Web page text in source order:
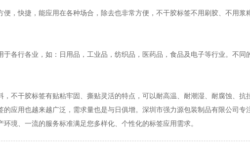
快捷，能应用在各种场合，除去也非常方便，不干胶标签不用刷胶、不用浆
行各业，如：日用品，工业品，纺织品，医药品，食品及电子等行业。不同
干胶标签有贴粘牢固、撕贴灵活的特点，可以耐高温、耐潮湿、耐腐蚀、抗
用也越来越广泛，需求量也是与日俱增。深圳市强力源包装制品有限公司专
境、一流的服务标准满足您多样化、个性化的标签应用需求。